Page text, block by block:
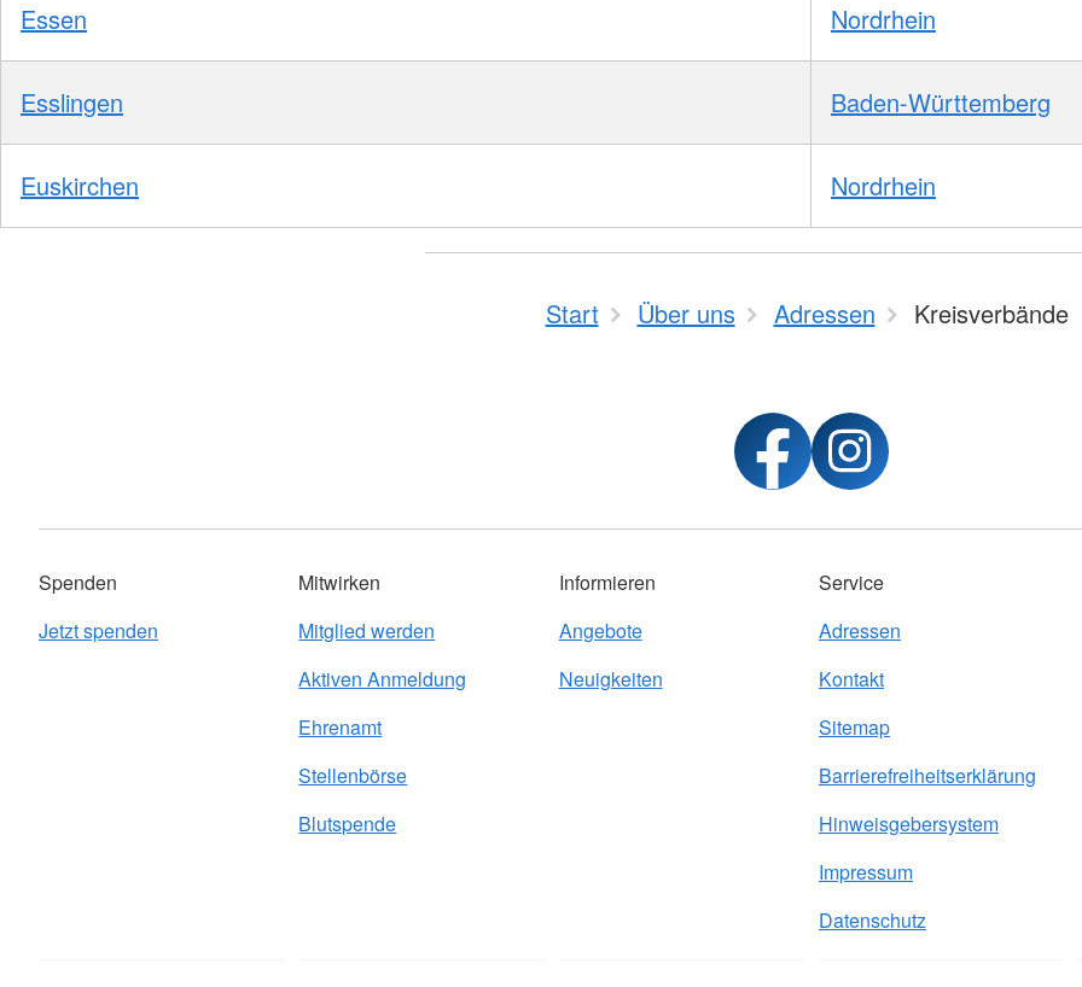
Essen Nordrhein
Esslingen Baden-Württemberg
Euskirchen Nordrhein
Start Über uns Adressen Kreisverbände
Spenden
Jetzt spenden
Mitwirken
Mitglied werden
Aktiven Anmeldung
Ehrenamt
Stellenbörse
Blutspende
Informieren
Angebote
Neuigkeiten
Service
Adressen
Kontakt
Sitemap
Barrierefreiheitserklärung
Hinweisgebersystem
Impressum
Datenschutz